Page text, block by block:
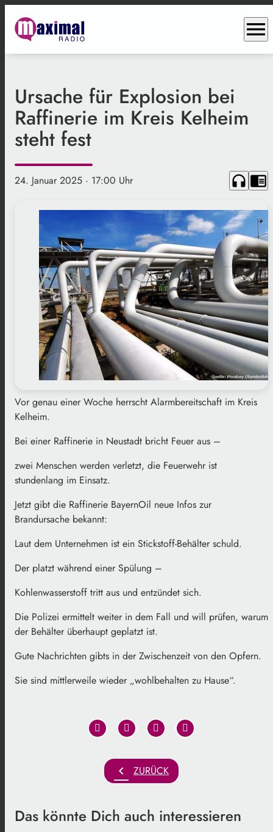
menu
Ursache für Explosion bei
Raffinerie im Kreis Kelheim
steht fest
24. Januar 2025 · 17:00 Uhr headphones chrome_reader_mode
Vor genau einer Woche herrscht Alarmbereitschaft im Kreis
Kelheim.
Bei einer Raffinerie in Neustadt bricht Feuer aus –
zwei Menschen werden verletzt, die Feuerwehr ist
stundenlang im Einsatz.
Jetzt gibt die Raffinerie BayernOil neue Infos zur
Brandursache bekannt:
Laut dem Unternehmen ist ein Stickstoff-Behälter schuld.
Der platzt während einer Spülung –
Kohlenwasserstoff tritt aus und entzündet sich.
Die Polizei ermittelt weiter in dem Fall und will prüfen, warum
der Behälter überhaupt geplatzt ist.
Gute Nachrichten gibts in der Zwischenzeit von den Opfern.
Sie sind mittlerweile wieder „wohlbehalten zu Hause“.
chevron_left ZURÜCK
Das könnte Dich auch interessieren